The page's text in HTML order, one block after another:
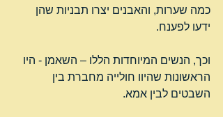
כמה שערות, והאבנים יצרו תבניות שהן
ידעו לפענח.
וכך, הנשים המיוחדות הללו – השאמן - היו
הראשונות שהיוו חולייה מחברת בין
השבטים לבין אמא.